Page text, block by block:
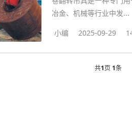
冶金、机械等行业中发...
小编 2025-09-29
共1页 1条